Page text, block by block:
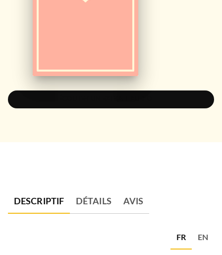
DESCRIPTIF DÉTAILS AVIS
FR EN